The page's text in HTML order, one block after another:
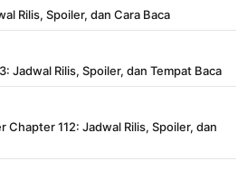
Rilis, Spoiler, dan Cara Baca
Jadwal Rilis, Spoiler, dan Tempat Baca
Chapter 112: Jadwal Rilis, Spoiler, dan